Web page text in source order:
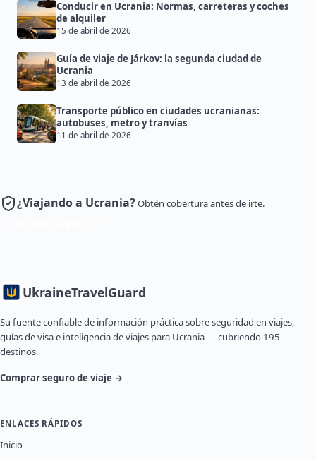
Conducir en Ucrania: Normas, carreteras y coches
de alquiler
15 de abril de 2026
Guía de viaje de Járkov: la segunda ciudad de
Ucrania
13 de abril de 2026
Transporte público en ciudades ucranianas:
autobuses, metro y tranvías
11 de abril de 2026
¿Viajando a Ucrania?Obtén cobertura antes de irte.
UkraineTravelGuard
Su fuente confiable de información práctica sobre seguridad en viajes,
guías de visa e inteligencia de viajes para Ucrania — cubriendo 195
destinos.
Comprar seguro de viaje →
ENLACES RÁPIDOS
Inicio